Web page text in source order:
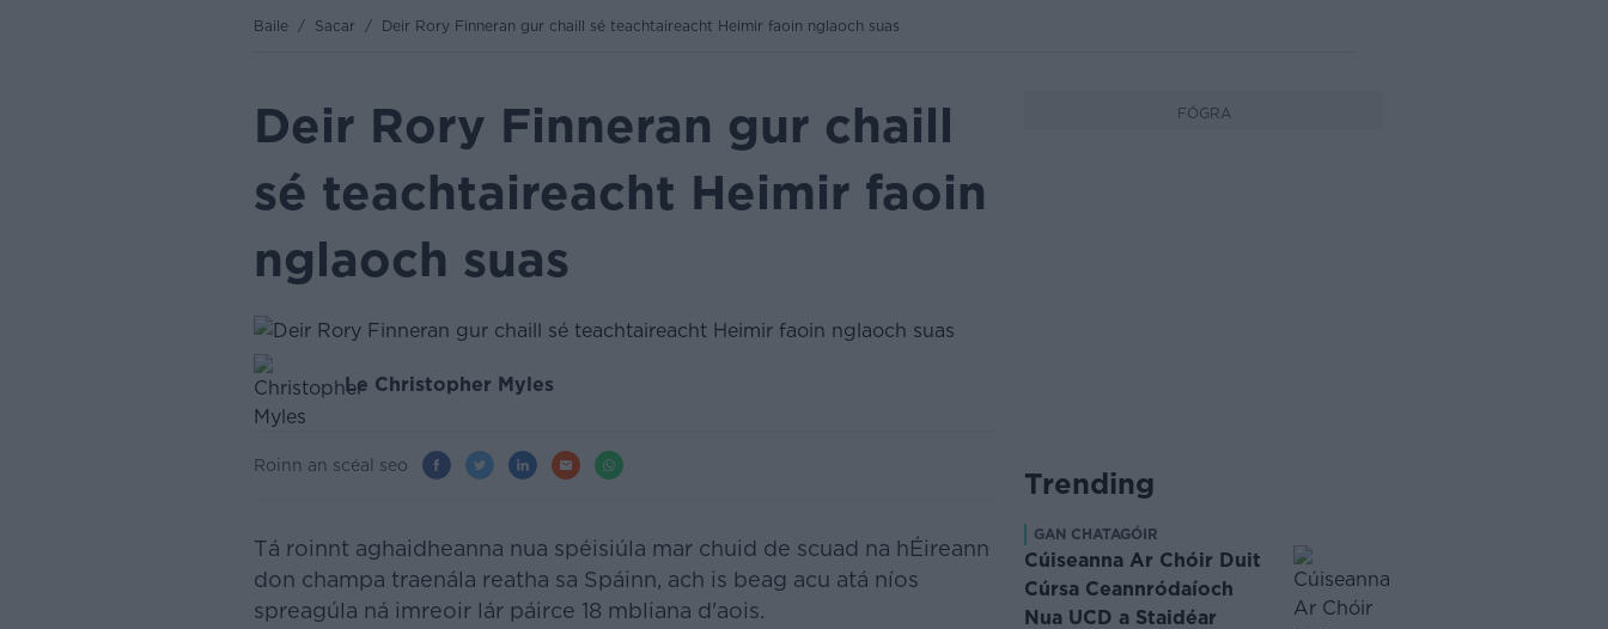
Baile / Sacar / Deir Rory Finneran gur chaill sé teachtaireacht Heimir faoin nglaoch suas
Deir Rory Finneran gur chaill
sé teachtaireacht Heimir faoin
nglaoch suas
Le Christopher Myles
Roinn an scéal seo
Tá roinnt aghaidheanna nua spéisiúla mar chuid de scuad na hÉireann
don champa traenála reatha sa Spáinn, ach is beag acu atá níos
spreagúla ná imreoir lár páirce 18 mbliana d'aois.
FÓGRA
Trending
GAN CHATAGÓIR
Cúiseanna Ar Chóir Duit
Cúrsa Ceannródaíoch
Nua UCD a Staidéar